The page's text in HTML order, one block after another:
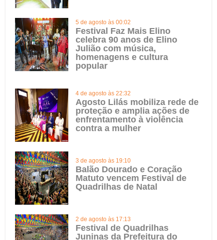
5 de agosto às 00:02
Festival Faz Mais Elino
celebra 90 anos de Elino
Julião com música,
homenagens e cultura
popular
4 de agosto às 22:32
Agosto Lilás mobiliza rede de
proteção e amplia ações de
enfrentamento à violência
contra a mulher
3 de agosto às 19:10
Balão Dourado e Coração
Matuto vencem Festival de
Quadrilhas de Natal
2 de agosto às 17:13
Festival de Quadrilhas
Juninas da Prefeitura do